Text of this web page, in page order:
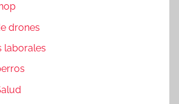
drones
laborales